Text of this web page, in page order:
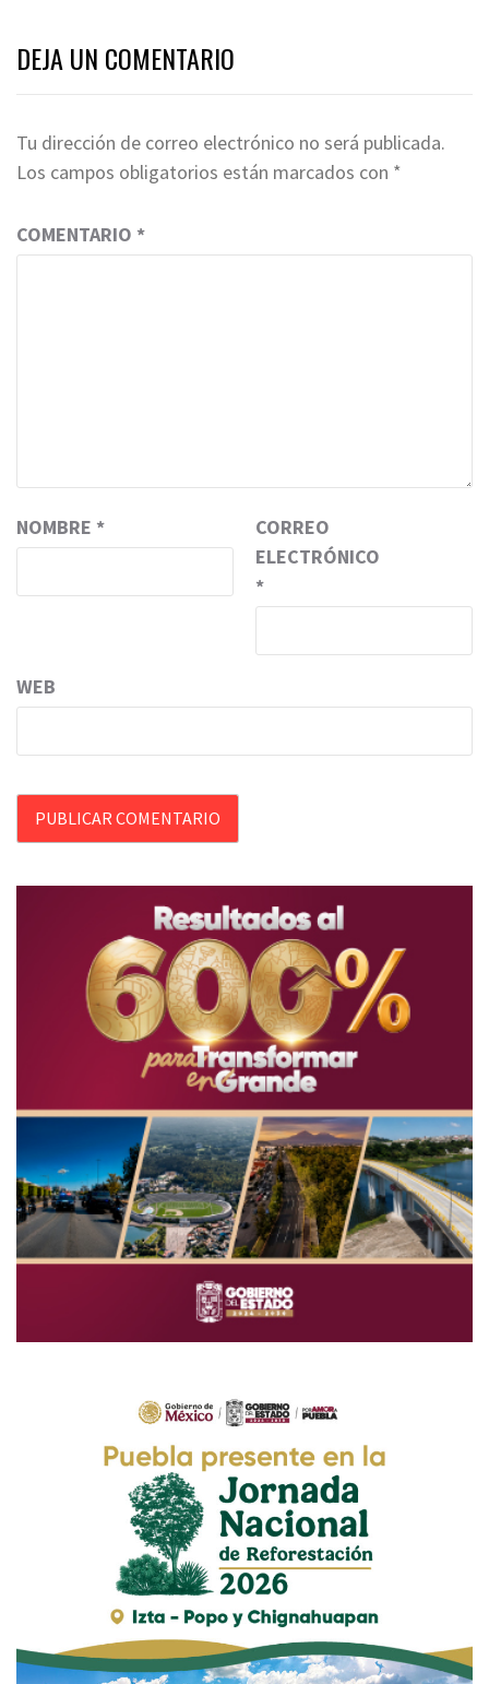
DEJA UN COMENTARIO
Tu dirección de correo electrónico no será publicada.
Los campos obligatorios están marcados con *
COMENTARIO *
NOMBRE *
CORREO
ELECTRÓNICO
*
WEB